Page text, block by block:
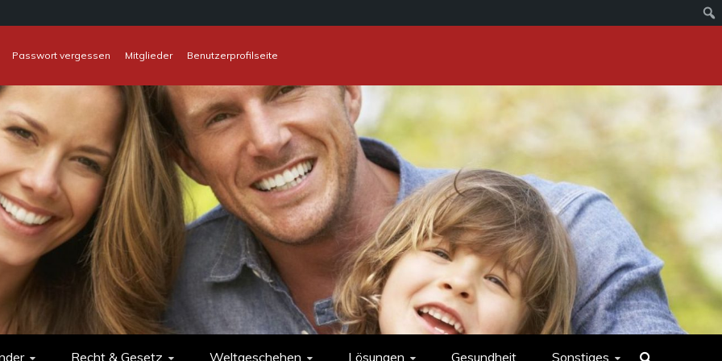
Passwort vergessen Mitglieder
Benutzerprofilseite
Recht & Gesetz Weltgeschehen Lösungen Gesundheit Sonstiges